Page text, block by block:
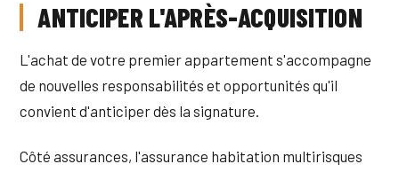
ANTICIPER L'APRÈS-ACQUISITION
L'achat de votre premier appartement s'accompagne
de nouvelles responsabilités et opportunités qu'il
convient d'anticiper dès la signature.
Côté assurances, l'assurance habitation multirisques